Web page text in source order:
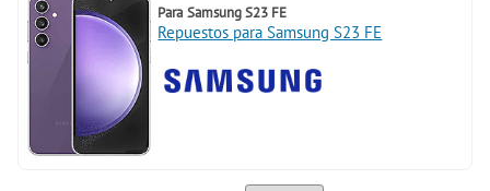
Para Samsung S23 FE
Repuestos para Samsung S23 FE